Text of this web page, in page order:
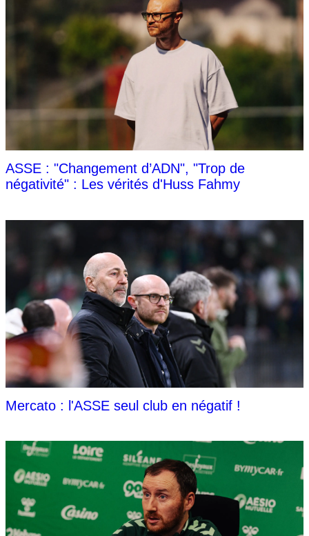
ASSE : "Changement d’ADN", "Trop de
négativité" : Les vérités d'Huss Fahmy
Mercato : l'ASSE seul club en négatif !